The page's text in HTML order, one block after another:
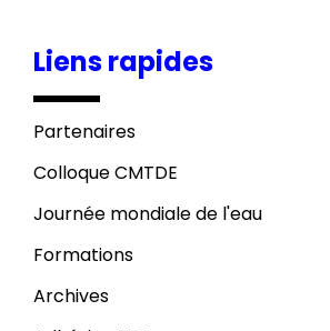
Liens rapides
Partenaires
Colloque CMTDE
Journée mondiale de l'eau
Formations
Archives